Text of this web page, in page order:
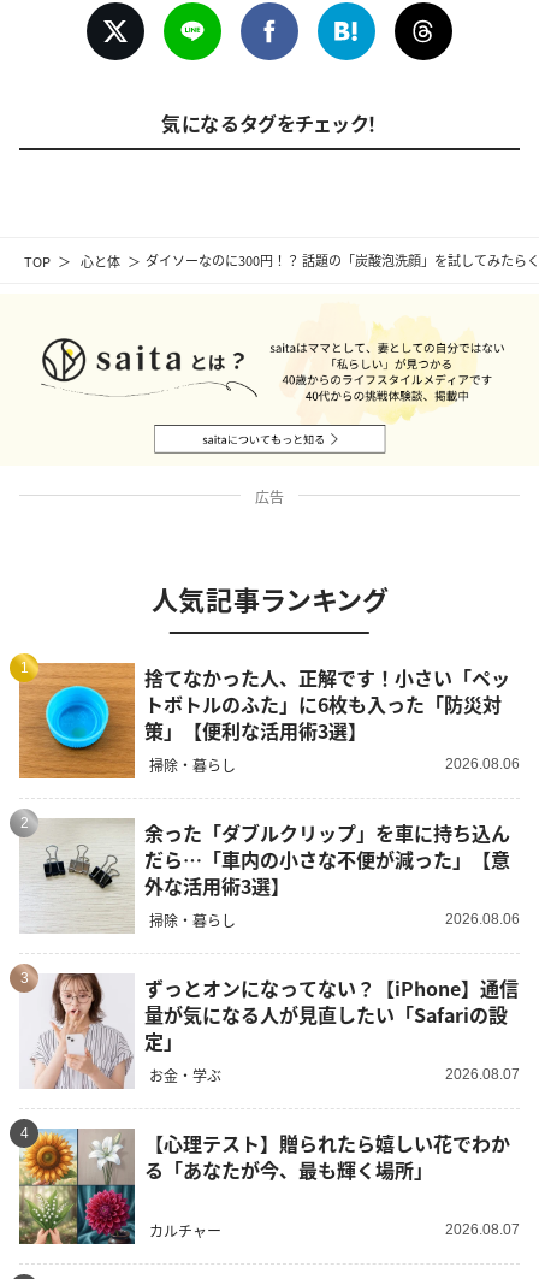
TOP 心と体 ダイソーなのに300円！？ 話題の「炭酸泡洗顔」を試してみたら
気になるタグをチェック！
広告
人気記事ランキング
1
捨てなかった人、正解です！小さい「ペッ
トボトルのふた」に6枚も入った「防災対
策」【便利な活用術3選】
掃除・暮らし 2026.08.06
2
余った「ダブルクリップ」を車に持ち込ん
だら…「車内の小さな不便が減った」【意
外な活用術3選】
掃除・暮らし 2026.08.06
3
ずっとオンになってない？【iPhone】通信
量が気になる人が見直したい「Safariの設
定」
お金・学ぶ 2026.08.07
4
【心理テスト】贈られたら嬉しい花でわか
る「あなたが今、最も輝く場所」
カルチャー 2026.08.07